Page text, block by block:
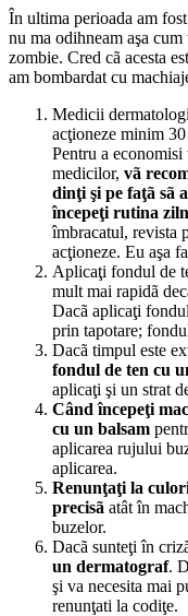
În ultima perioada am
nu ma odihneam aşa
zombie. Cred cã acesta
am bombardat cu
Medicii
acţioneze minim
Pentru a
medicilor, vã
dinţi şi pe faţã sã
începeţi rutina
îmbracatul, revista
acţioneze. Eu aşa
Aplicaţi fondul de
mult mai rapidã
Dacã aplicaţi
prin tapotare;
Dacã timpul este
fondul de ten cu
aplicaţi şi un strat
Când începeţi
cu un balsam
aplicarea rujului
aplicarea.
Renunţaţi la
precisã atât în
buzelor.
Dacã sunteţi în
un dermatograf.
şi va necesita mai
renunţati la codiţe.